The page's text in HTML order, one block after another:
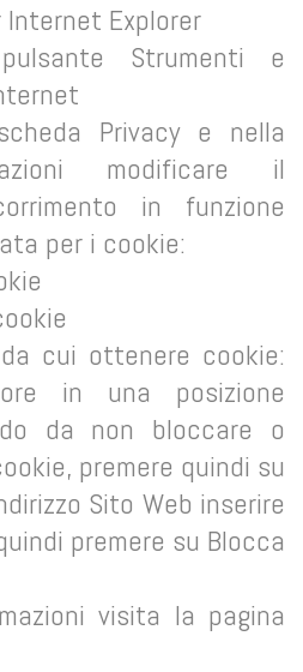
Internet Explorer
Strumenti e
Privacy e nella
modificare il
in funzione
per i cookie:
cui ottenere cookie:
in una posizione
da non bloccare o
premere quindi su
Sito Web inserire
premere su Blocca
visita la pagina